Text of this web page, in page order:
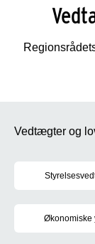
Vedtægter og
Økonomiske